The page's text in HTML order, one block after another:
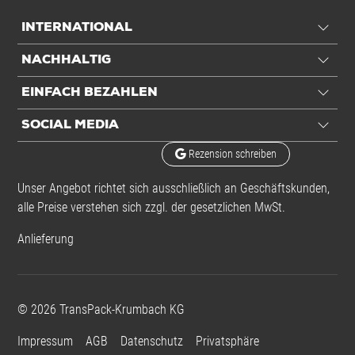
Inhalt
Einheiten
VE: 1 VE / 0,0084 kg
INTERNATIONAL
NACHHALTIG
EINFACH BEZAHLEN
SOCIAL MEDIA
Rezension schreiben
Unser Angebot richtet sich ausschließlich an Geschäftskunden,
alle Preise verstehen sich zzgl. der gesetzlichen MwSt.
Anlieferung
© 2026 TransPack-Krumbach KG
Impressum AGB Datenschutz Privatsphäre